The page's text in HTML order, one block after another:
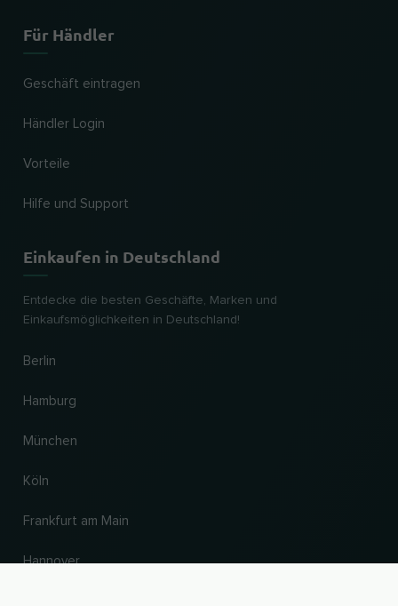
Für Händler
Geschäft eintragen
Händler Login
Vorteile
Hilfe und Support
Einkaufen in Deutschland
Entdecke die besten Geschäfte, Marken und
Einkaufsmöglichkeiten in Deutschland!
Berlin
Hamburg
München
Köln
Frankfurt am Main
Hannover